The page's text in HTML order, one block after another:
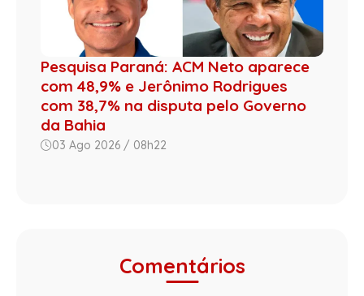
Pesquisa Paraná: ACM Neto aparece
com 48,9% e Jerônimo Rodrigues
com 38,7% na disputa pelo Governo
da Bahia
03 Ago 2026 / 08h22
Comentários